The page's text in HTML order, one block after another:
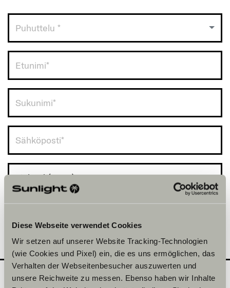
Diese Webseite verwendet Cookies
Wir setzen auf unserer Website Tracking-Technologien
(wie Cookies und Pixel) ein, die es uns ermöglichen, das
Verhalten der Webseitenbesucher auszuwerten und
unsere Reichweite zu messen. Ebenso haben wir Inhalte
Puhuttelu *
Finland (+358)